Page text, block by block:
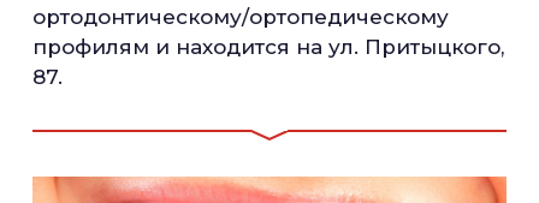
ортодонтическому/ортопедическому
профилям и находится на ул. Притыцкого,
87.